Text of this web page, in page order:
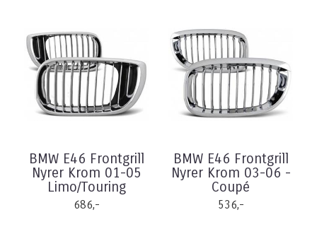
BMW E46 Frontgrill
Nyrer Krom 01-05
Limo/Touring
686,-
BMW E46 Frontgrill
Nyrer Krom 03-06 -
Coupé
536,-